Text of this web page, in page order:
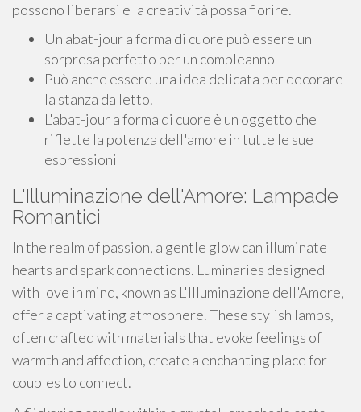
possono liberarsi e la creatività possa fiorire.
Un abat-jour a forma di cuore può essere un
sorpresa perfetto per un compleanno
Può anche essere una idea delicata per decorare
la stanza da letto.
L'abat-jour a forma di cuore è un oggetto che
riflette la potenza dell'amore in tutte le sue
espressioni
L'Illuminazione dell'Amore: Lampade
Romantici
In the realm of passion, a gentle glow can illuminate
hearts and spark connections. Luminaries designed
with love in mind, known as L'Illuminazione dell'Amore,
offer a captivating atmosphere. These stylish lamps,
often crafted with materials that evoke feelings of
warmth and affection, create a enchanting place for
couples to connect.